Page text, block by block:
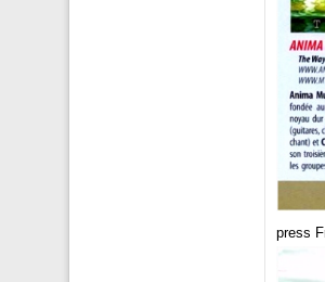
press